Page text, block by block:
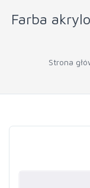
Farba
Strona